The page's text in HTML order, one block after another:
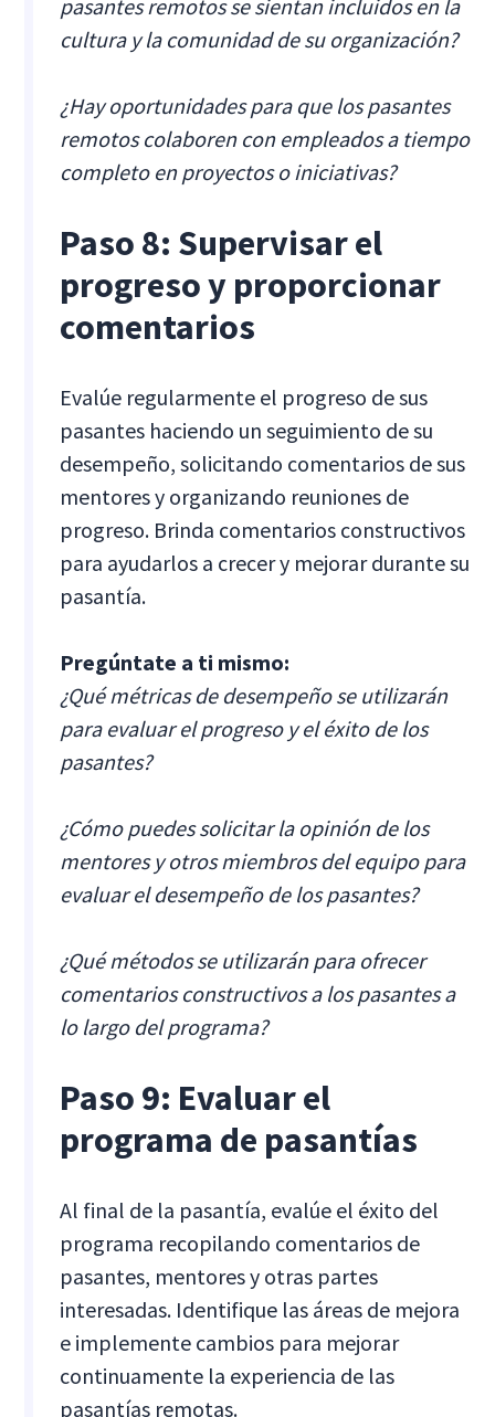
pasantes remotos se sientan incluidos en la
cultura y la comunidad de su organización?
¿Hay oportunidades para que los pasantes
remotos colaboren con empleados a tiempo
completo en proyectos o iniciativas?
Paso 8: Supervisar el
progreso y proporcionar
comentarios
Evalúe regularmente el progreso de sus
pasantes haciendo un seguimiento de su
desempeño, solicitando comentarios de sus
mentores y organizando reuniones de
progreso. Brinda comentarios constructivos
para ayudarlos a crecer y mejorar durante su
pasantía.
Pregúntate a ti mismo:
¿Qué métricas de desempeño se utilizarán
para evaluar el progreso y el éxito de los
pasantes?
¿Cómo puedes solicitar la opinión de los
mentores y otros miembros del equipo para
evaluar el desempeño de los pasantes?
¿Qué métodos se utilizarán para ofrecer
comentarios constructivos a los pasantes a
lo largo del programa?
Paso 9: Evaluar el
programa de pasantías
Al final de la pasantía, evalúe el éxito del
programa recopilando comentarios de
pasantes, mentores y otras partes
interesadas. Identifique las áreas de mejora
e implemente cambios para mejorar
continuamente la experiencia de las
pasantías remotas.